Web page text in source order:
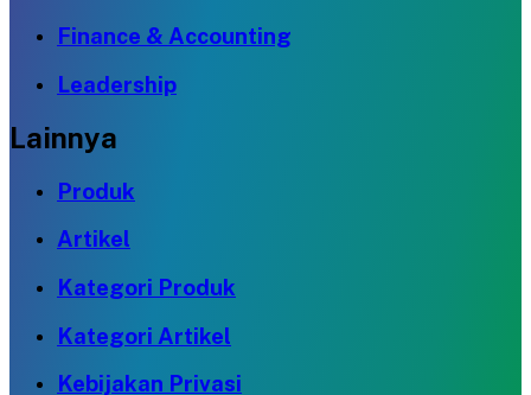
Finance & Accounting
Leadership
Lainnya
Produk
Artikel
Kategori Produk
Kategori Artikel
Kebijakan Privasi